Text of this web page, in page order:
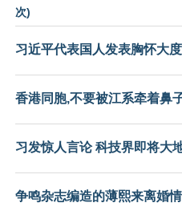
次)
习近平代表国人发表胸怀大
香港同胞,不要被江系牵着鼻
习发惊人言论 科技界即将大
争鸣杂志编造的薄熙来离婚